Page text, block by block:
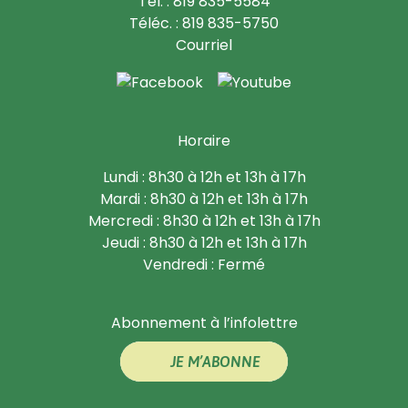
Téléc. : 819 835-5750
Courriel
Horaire
Lundi : 8h30 à 12h et 13h à 17h
Mardi : 8h30 à 12h et 13h à 17h
Mercredi : 8h30 à 12h et 13h à 17h
Jeudi : 8h30 à 12h et 13h à 17h
Vendredi : Fermé
Abonnement à l’infolettre
JE M’ABONNE